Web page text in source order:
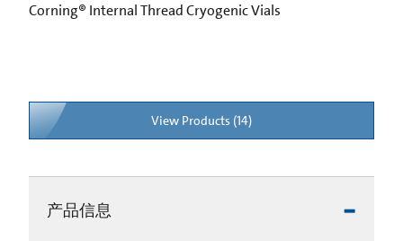
Corning® Internal Thread Cryogenic Vials
View Products (14)
产品信息